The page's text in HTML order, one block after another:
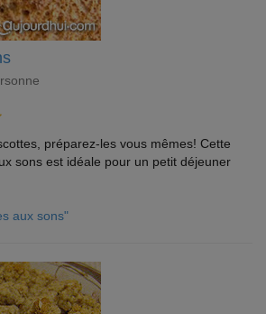
préparez-les vous mêmes! Cette
sons est idéale pour un petit déjeuner
aux sons"